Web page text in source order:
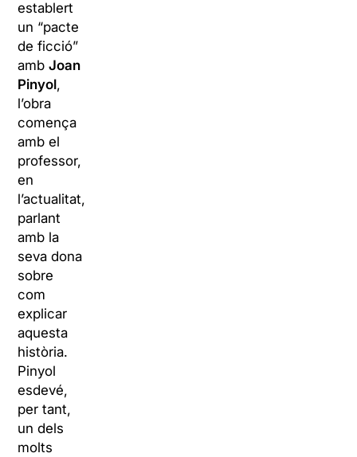
establert
un “pacte
de ficció”
ambJoan
Pinyol,
l’obra
comença
amb el
professor,
en
l’actualitat,
parlant
amb la
seva dona
sobre
com
explicar
aquesta
història.
Pinyol
esdevé,
per tant,
un dels
molts